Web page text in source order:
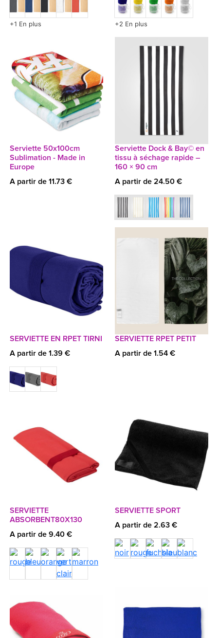
+1 En plus +2 En plus
Serviette 50x100cm
Sublimation - Made in
Europe
A partir de 11.73 €
Serviette Dock & Bay© en
tissu à séchage rapide –
160 × 90 cm
A partir de 24.50 €
SERVIETTE EN RPET TIRNI
A partir de 1.39 €
SERVIETTE RPET PETIT
A partir de 1.54 €
SERVIETTE
ABSORBENT80X130
A partir de 9.40 €
SERVIETTE SPORT
A partir de 2.63 €